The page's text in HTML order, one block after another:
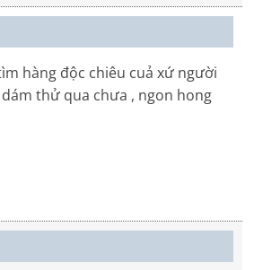
hàng độc chiêu cuả xứ người
thử qua chưa , ngon hong